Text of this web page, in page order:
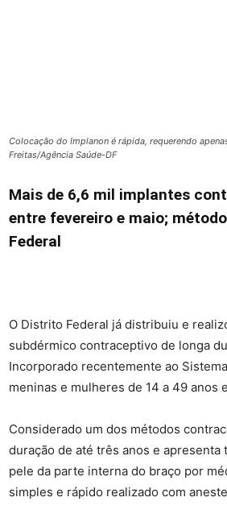
Colocação do Implanon é rápida, requerendo
Freitas/Agência Saúde-DF
Mais de 6,6 mil implantes
entre fevereiro e maio;
Federal
O Distrito Federal já distribuiu e
subdérmico contraceptivo de longa
Incorporado recentemente ao
meninas e mulheres de 14 a 49 anos
Considerado um dos métodos
duração de até três anos e
pele da parte interna do braço por
simples e rápido realizado com